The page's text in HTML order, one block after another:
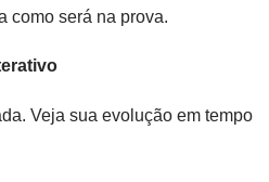
como será na prova.
Veja sua evolução em tempo